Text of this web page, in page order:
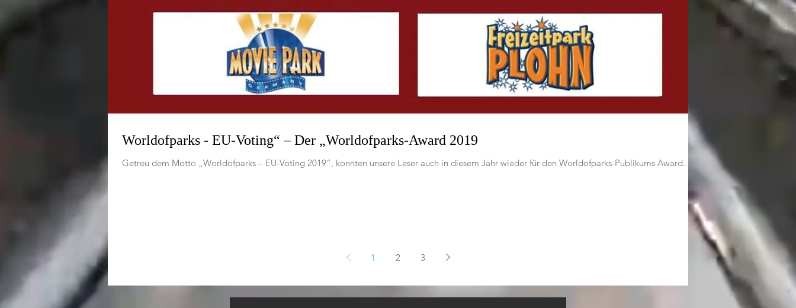
Worldofparks - EU-Voting“ – Der „Worldofparks-Award 2019
Getreu dem Motto „Worldofparks – EU-Voting 2019“, konnten unsere Leser auch in diesem Jahr wieder für den Worldofparks-Publikums Award...
1 2 3